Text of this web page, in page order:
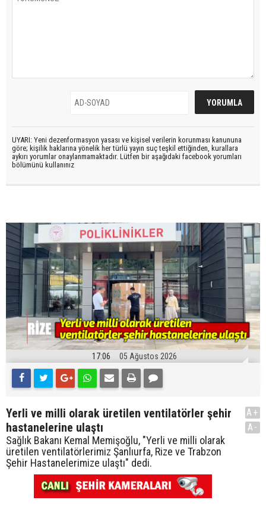
UYARI: Yeni dezenformasyon yasası ve kişisel verilerin korunması kanununa
göre; kişilik haklarına yönelik her türlü yayın suç teşkil ettiğinden, kurallara
aykırı yorumlar onaylanmamaktadır. Lütfen bir aşağıdaki facebook yorumları
bölümünü kullanınız
17:06 05 Ağustos 2026
Yerli ve milli olarak üretilen ventilatörler şehir
hastanelerine ulaştı
Sağlık Bakanı Kemal Memişoğlu, "Yerli ve milli olarak
üretilen ventilatörlerimiz Şanlıurfa, Rize ve Trabzon
Şehir Hastanelerimize ulaştı" dedi.
A+
A-